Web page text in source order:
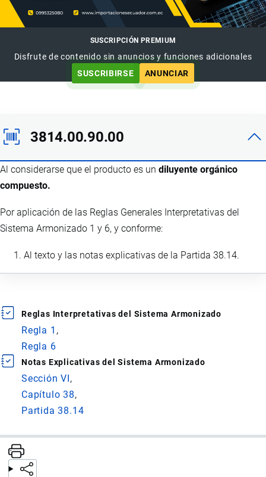
SUSCRIPCIÓN PREMIUM
Disfrute de contenido sin anuncios y funciones adicionales
SUSCRIBIRSE
ANUNCIAR
3814.00.90.00
Al considerarse que el producto es un diluyente orgánico
compuesto.
Por aplicación de las Reglas Generales Interpretativas del
Sistema Armonizado 1 y 6, y conforme:
Al texto y las notas explicativas de la Partida 38.14.
Reglas Interpretativas del Sistema Armonizado
Regla 1
Regla 6
Notas Explicativas del Sistema Armonizado
Sección VI
Capítulo 38
Partida 38.14